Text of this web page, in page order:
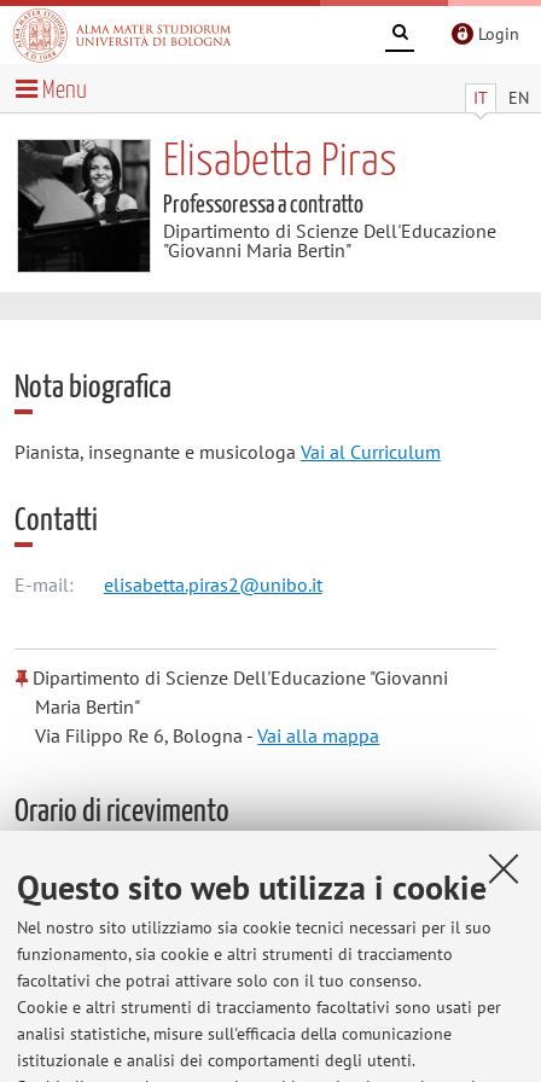
Questo sito web utilizza i cookie
Nel nostro sito utilizziamo sia cookie tecnici necessari per il suo
funzionamento, sia cookie e altri strumenti di tracciamento
facoltativi che potrai attivare solo con il tuo consenso.
Cookie e altri strumenti di tracciamento facoltativi sono usati per
analisi statistiche, misure sull'efficacia della comunicazione
istituzionale e analisi dei comportamenti degli utenti.
Login
IT EN
Menu
Elisabetta Piras
Professoressa a contratto
Dipartimento di Scienze Dell'Educazione
"Giovanni Maria Bertin"
Nota biografica
Pianista, insegnante e musicologa Vai al Curriculum
Contatti
E-mail: elisabetta.piras2@unibo.it
Dipartimento di Scienze Dell'Educazione "Giovanni
Maria Bertin"
Via Filippo Re 6, Bologna -Vai alla mappa
Orario di ricevimento
Prendere contatto con il docente tramite l'indirizzo
elisabetta.piras2@unibo.it
Ultimi avvisi
ESITI LABORATORI 2025-2026